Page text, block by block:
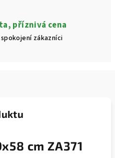
příznivá cena
zákazníci
cm ZA371